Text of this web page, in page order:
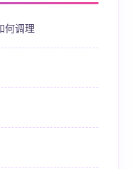
何调理